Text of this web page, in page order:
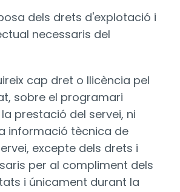
dels drets d'explotació i
necessaris del
cap dret o llicència pel
sobre el programari
prestació del servei, ni
informació tècnica de
excepte dels drets i
per al compliment dels
i únicament durant la